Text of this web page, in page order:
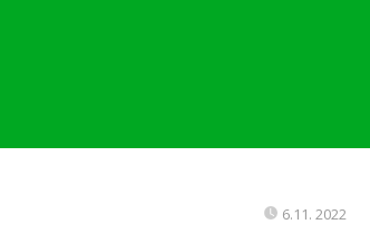
6.11. 2022